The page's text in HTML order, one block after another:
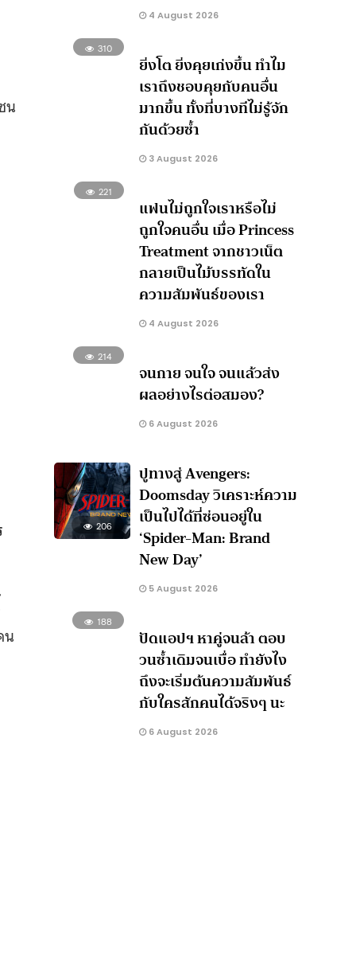
น
น
4 August 2026
310
ยิ่งโต ยิ่งคุยเก่งขึ้น ทำไม
เราถึงชอบคุยกับคนอื่น
มากขึ้น ทั้งที่บางทีไม่รู้จัก
กันด้วยซ้ำ
3 August 2026
221
แฟนไม่ถูกใจเราหรือไม่
ถูกใจคนอื่น เมื่อ Princess
Treatment จากชาวเน็ต
กลายเป็นไม้บรรทัดใน
ความสัมพันธ์ของเรา
4 August 2026
214
จนกาย จนใจ จนแล้วส่ง
ผลอย่างไรต่อสมอง?
6 August 2026
206
ปูทางสู่ Avengers:
Doomsday วิเคราะห์ความ
เป็นไปได้ที่ซ่อนอยู่ใน
‘Spider-Man: Brand
New Day’
5 August 2026
188
ปัดแอปฯ หาคู่จนล้า ตอบ
วนซ้ำเดิมจนเบื่อ ทำยังไง
ถึงจะเริ่มต้นความสัมพันธ์
กับใครสักคนได้จริงๆ นะ
6 August 2026